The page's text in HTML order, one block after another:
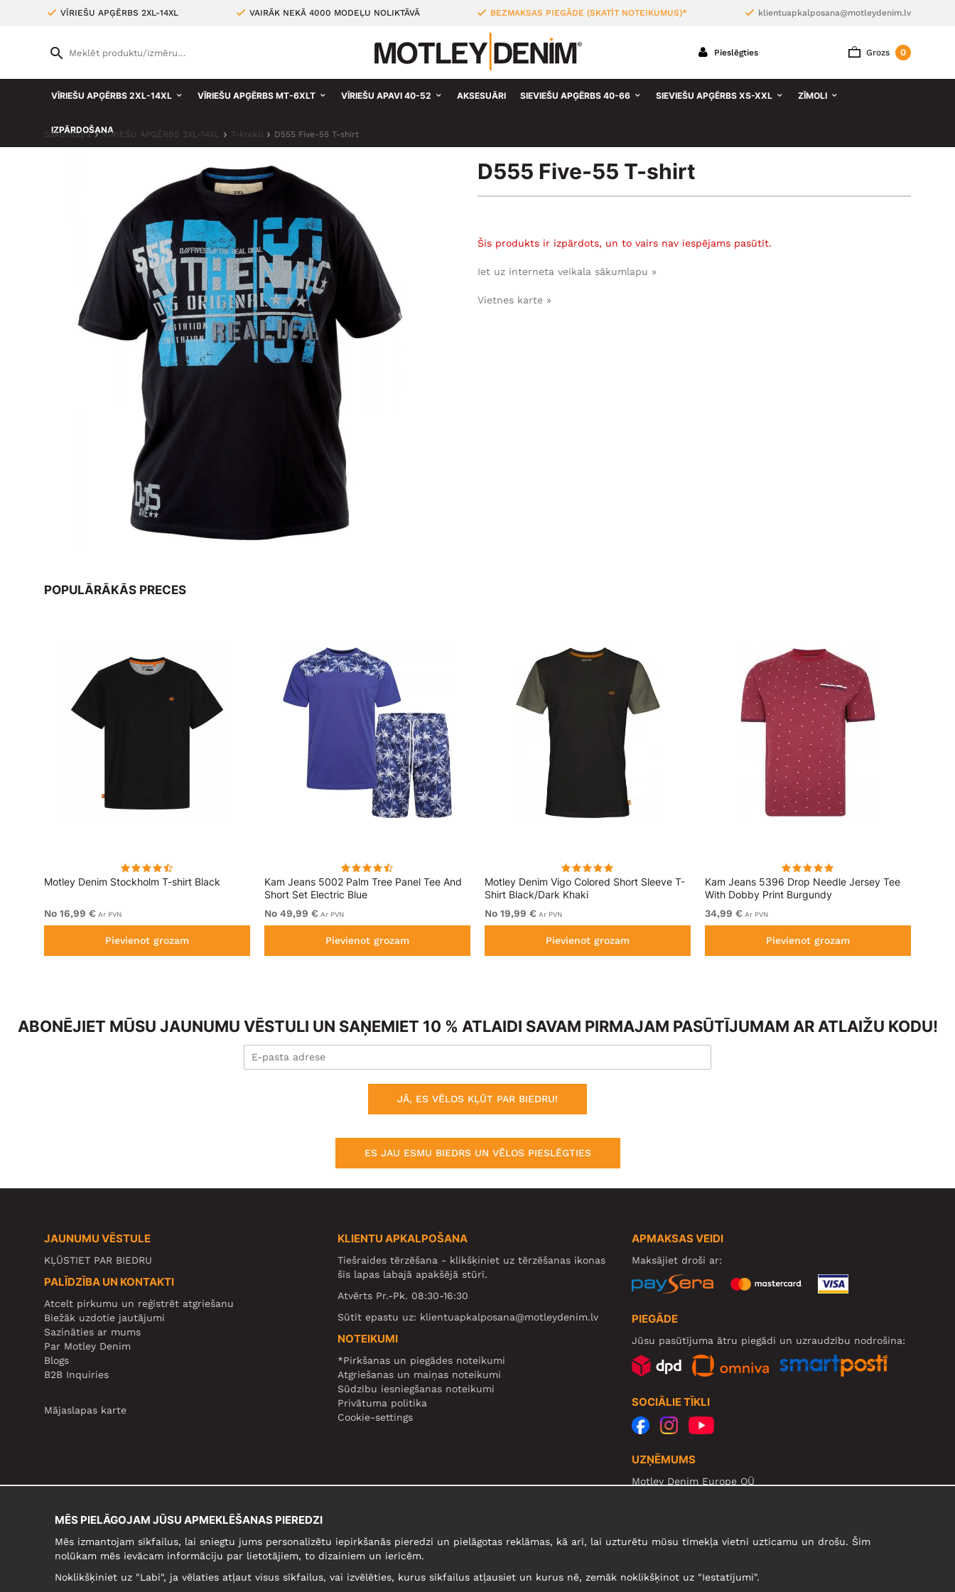
VĪRIEŠU APĢĒRBS 2XL-14XL VAIRĀK NEKĀ 4000 MODEĻU NOLIKTĀVĀ BEZMAKSAS PIEGĀDE (SKATĪT NOTEIKUMUS)* klientuapkalposana@motleydenim.lv
Grozs 0
Pieslēgties
VĪRIEŠU APĢĒRBS 2XL-14XL VĪRIEŠU APĢĒRBS MT-6XLT VĪRIEŠU APAVI 40-52 AKSESUĀRI SIEVIEŠU APĢĒRBS 40-66 SIEVIEŠU APĢĒRBS XS-XXL ZĪMOLI
IZPĀRDOŠANA
Sākumlapa VĪRIEŠU APĢĒRBS 2XL-14XL T-krekli D555 Five-55 T-shirt
D555 Five-55 T-shirt
Šis produkts ir izpārdots, un to vairs nav iespējams pasūtīt.
Iet uz interneta veikala sākumlapu »
Vietnes karte »
POPULĀRĀKĀS PRECES
Motley Denim Stockholm T-shirt Black
No 16,99 € Ar PVN
Pievienot grozam
Kam Jeans 5002 Palm Tree Panel Tee And
Short Set Electric Blue
No 49,99 € Ar PVN
Pievienot grozam
Motley Denim Vigo Colored Short Sleeve T-
Shirt Black/Dark Khaki
No 19,99 € Ar PVN
Pievienot grozam
Kam Jeans 5396 Drop Needle Jersey Tee
With Dobby Print Burgundy
34,99 € Ar PVN
Pievienot grozam
ABONĒJIET MŪSU JAUNUMU VĒSTULI UN SAŅEMIET 10 % ATLAIDI SAVAM PIRMAJAM PASŪTĪJUMAM AR ATLAIŽU KODU!
JĀ, ES VĒLOS KĻŪT PAR BIEDRU!
ES JAU ESMU BIEDRS UN VĒLOS PIESLĒGTIES
JAUNUMU VĒSTULE
KĻŪSTIET PAR BIEDRU
PALĪDZĪBA UN KONTAKTI
Atcelt pirkumu un reģistrēt atgriešanu
Biežāk uzdotie jautājumi
Sazināties ar mums
Par Motley Denim
Blogs
B2B Inquiries
Mājaslapas karte
KLIENTU APKALPOŠANA
Tiešraides tērzēšana - klikšķiniet uz tērzēšanas ikonas
šīs lapas labajā apakšējā stūrī.
Atvērts Pr.-Pk. 08:30-16:30
Sūtīt epastu uz: klientuapkalposana@motleydenim.lv
NOTEIKUMI
*Pirkšanas un piegādes noteikumi
Atgriešanas un maiņas noteikumi
Sūdzību iesniegšanas noteikumi
Privātuma politika
Cookie-settings
APMAKSAS VEIDI
Maksājiet droši ar:
PIEGĀDE
Jūsu pasūtījuma ātru piegādi un uzraudzību nodrošina:
SOCIĀLIE TĪKLI
UZŅĒMUMS
Motley Denim Europe OÜ
MĒS PIELĀGOJAM JŪSU APMEKLĒŠANAS PIEREDZI
Mēs izmantojam sīkfailus, lai sniegtu jums personalizētu iepirkšanās pieredzi un pielāgotas reklāmas, kā arī, lai uzturētu mūsu tīmekļa vietni uzticamu un drošu. Šim
nolūkam mēs ievācam informāciju par lietotājiem, to dizainiem un ierīcēm.
Noklikšķiniet uz "Labi", ja vēlaties atļaut visus sīkfailus, vai izvēlēties, kurus sīkfailus atļausiet un kurus nē, zemāk noklikšķinot uz "Iestatījumi".